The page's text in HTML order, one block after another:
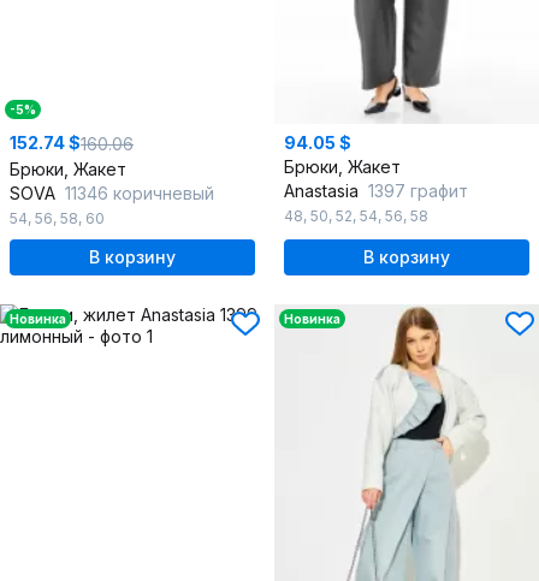
-5%
152.74 $160.06
Брюки, Жакет
SOVA 11346 коричневый
54, 56, 58, 60
В корзину
94.05 $
Брюки, Жакет
Anastasia 1397 графит
48, 50, 52, 54, 56, 58
В корзину
Новинка Новинка